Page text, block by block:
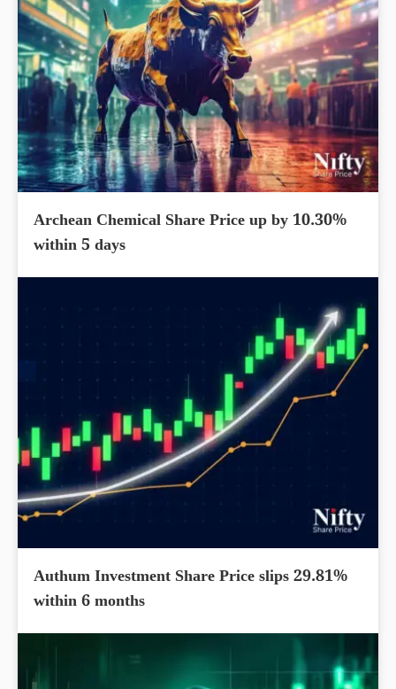
Archean Chemical Share Price up by 10.30%
within 5 days
Authum Investment Share Price slips 29.81%
within 6 months